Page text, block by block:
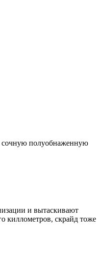
сочную полуобнаженную
и вытаскивают
киллометров, скрайд тоже